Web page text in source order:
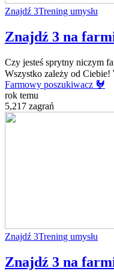
Znajdź 3Trening umysłu
Znajdź 3 na
Czy jesteś sprytny niczym
Wszystko zależy od
Farmowy poszukiwacz 🐓
rok temu
5,217 zagrań
Znajdź 3Trening umysłu
Znajdź 3 na